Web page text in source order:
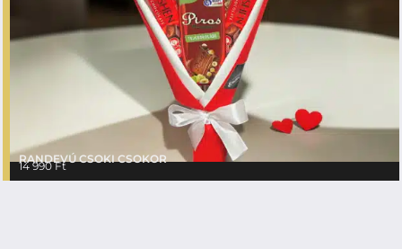
RANDEVÚ CSOKI CSOKOR
14 990Ft